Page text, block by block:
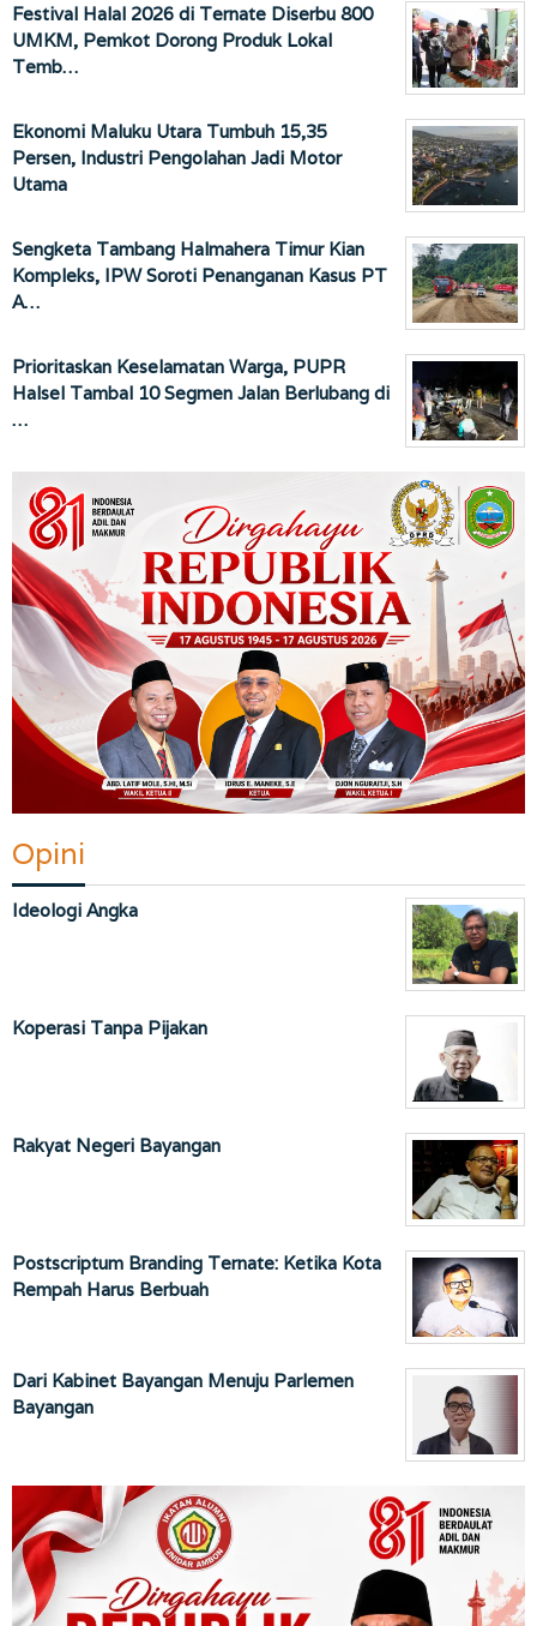
Festival Halal 2026 di Ternate Diserbu 800
UMKM, Pemkot Dorong Produk Lokal
Temb…
Ekonomi Maluku Utara Tumbuh 15,35
Persen, Industri Pengolahan Jadi Motor
Utama
Sengketa Tambang Halmahera Timur Kian
Kompleks, IPW Soroti Penanganan Kasus PT
A…
Prioritaskan Keselamatan Warga, PUPR
Halsel Tambal 10 Segmen Jalan Berlubang di
…
Opini
Ideologi Angka
Koperasi Tanpa Pijakan
Rakyat Negeri Bayangan
Postscriptum Branding Ternate: Ketika Kota
Rempah Harus Berbuah
Dari Kabinet Bayangan Menuju Parlemen
Bayangan